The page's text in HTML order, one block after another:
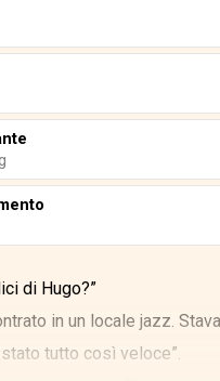
di Hugo?”
in un locale jazz.
stato tutto così veloce”.